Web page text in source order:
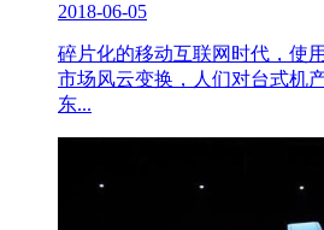
2018-06-05
碎片化的移动互联网时代，使
市场风云变换，人们对台式机
东...